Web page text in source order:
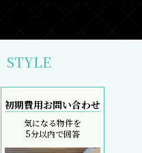
STYLE
初期費用お問い合わせ
気になる物件を
5分以内で回答